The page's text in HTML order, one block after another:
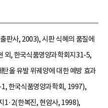
판사, 2003), 시판 식혜의 품질에
외, 한국식품영양과학회지31-5,
올 유발 위궤양에 대한 예방 효과
한국식품영양과학회, 1997),
1·2(한복진, 현암사, 1998),